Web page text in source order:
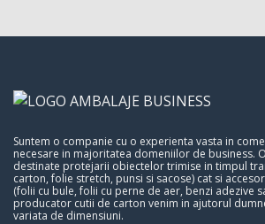
Suntem o companie cu o experienta vasta in
necesare in majoritatea domeniilor de business.
destinate protejarii obiectelor trimise in timpul
carton, folie stretch, punsi si sacose) cat si
(folii cu bule, folii cu perne de aer, benzi adezive
producator cutii de carton venim in ajutorul
variata de dimensiuni.